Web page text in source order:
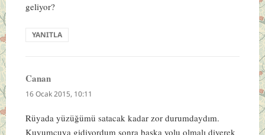
geliyor?
YANITLA
Canandedi
ki:
16 Ocak 2015, 10:11
Rüyada yüzüğümü satacak kadar zor durumdaydım.
Kuyumcuya gidiyordum sonra başka yolu olmalı diyerek